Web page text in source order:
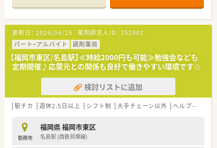
◇整形外科、歯科メインで在宅なし、外来業務に専念できます。
◇一人薬剤師ですが事務の方がしっかりサポートしてくれます
◇ラウンダー社員の方もいるのでシフト調整も可
更新日： 2026/06/26 薬剤師求人ID： 352902
パート・アルバイト
調剤薬局
【福岡市東区/名島駅】≪時給2000円も可能≫勉強会なども
定期開催♪応需元との関係も良好で働きやすい環境です☆
検討リストに追加
駅チカ 週休2.5日以上 シフト制 大手チェーン以外 ヘルプ体制充実
勤務地
福岡県 福岡市東区
名島駅 (西鉄貝塚線)